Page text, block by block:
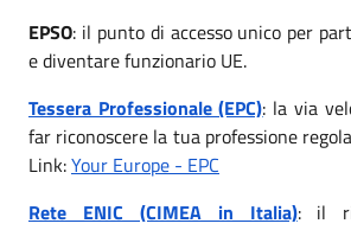
EPSO: il punto di accesso unico per
e diventare funzionario UE.
Tessera Professionale (EPC): la via
far riconoscere la tua professione
Link:Your Europe - EPC
Rete ENIC (CIMEA in Italia): il